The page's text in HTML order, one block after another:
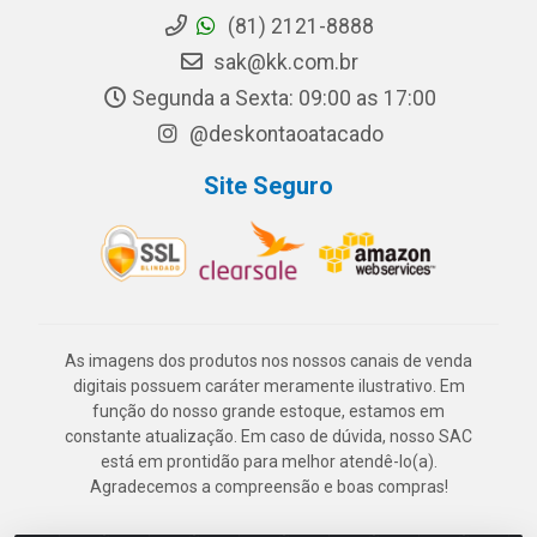
(81) 2121-8888
sak@kk.com.br
Segunda a Sexta: 09:00 as 17:00
@deskontaoatacado
Site Seguro
As imagens dos produtos nos nossos canais de venda
digitais possuem caráter meramente ilustrativo. Em
função do nosso grande estoque, estamos em
constante atualização. Em caso de dúvida, nosso SAC
está em prontidão para melhor atendê-lo(a).
Agradecemos a compreensão e boas compras!